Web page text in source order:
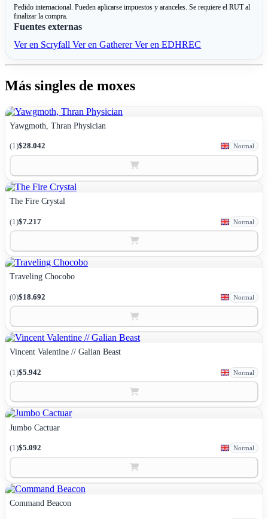
Pedido internacional. Pueden aplicarse impuestos y aranceles. Se requiere el RUT al
finalizar la compra.
Fuentes externas
Ver en ScryfallVer en GathererVer en EDHREC
Más singles de moxes
Yawgmoth, Thran Physician
(1)$28.042 Normal
The Fire Crystal
(1)$7.217 Normal
Traveling Chocobo
(0)$18.692 Normal
Vincent Valentine // Galian Beast
(1)$5.942 Normal
Jumbo Cactuar
(1)$5.092 Normal
Command Beacon